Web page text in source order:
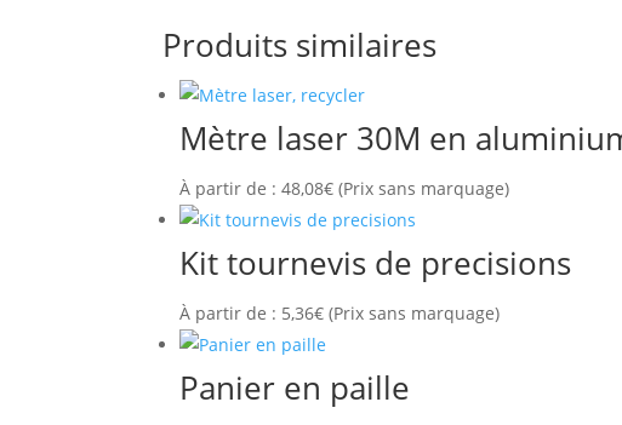
Produits similaires
Mètre laser 30M en
À partir de :48,08€ (Prix sans marquage)
Kit tournevis de precisions
À partir de : 5,36€ (Prix sans marquage)
Panier en paille